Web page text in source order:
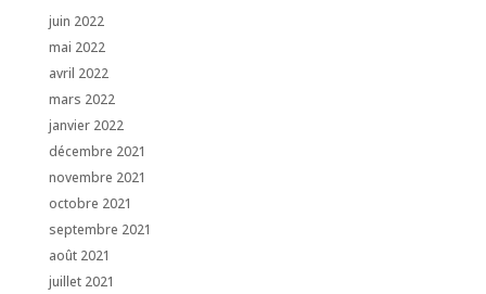
juin 2022
mai 2022
avril 2022
mars 2022
janvier 2022
décembre 2021
novembre 2021
octobre 2021
septembre 2021
août 2021
juillet 2021